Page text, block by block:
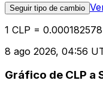
Seguir tipo de cambio
1 CLP =
8 ago 2026, 04:56
Gráfico de CLP a